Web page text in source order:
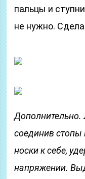
пальцы и
не нужно.
Дополнительно.
соединив стопы
носки к себе,
напряжении.